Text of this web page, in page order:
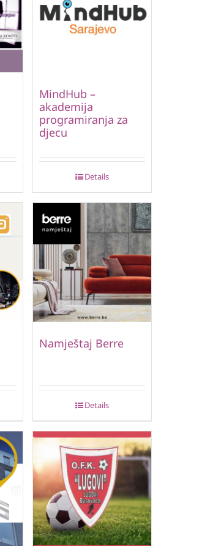
MindHub –
akademija
programiranja za
djecu
Details
Namještaj Berre
Details